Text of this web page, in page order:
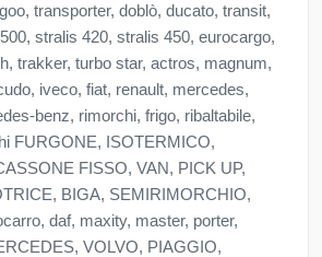
transporter, doblò, ducato, transit,
stralis 420, stralis 450, eurocargo,
trakker, turbo star, actros, magnum,
iveco, fiat, renault, mercedes,
benz, rimorchi, frigo, ribaltabile,
FURGONE, ISOTERMICO,
FISSO, VAN, PICK UP,
BIGA, SEMIRIMORCHIO,
daf, maxity, master, porter,
VOLVO, PIAGGIO,